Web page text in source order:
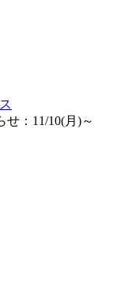
せ：11/10(月)～